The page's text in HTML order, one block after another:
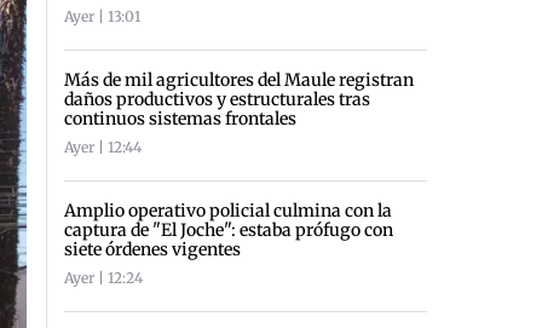
Ayer | 13:01
Más de mil agricultores del Maule registran
daños productivos y estructurales tras
continuos sistemas frontales
Ayer | 12:44
Amplio operativo policial culmina con la
captura de "El Joche": estaba prófugo con
siete órdenes vigentes
Ayer | 12:24